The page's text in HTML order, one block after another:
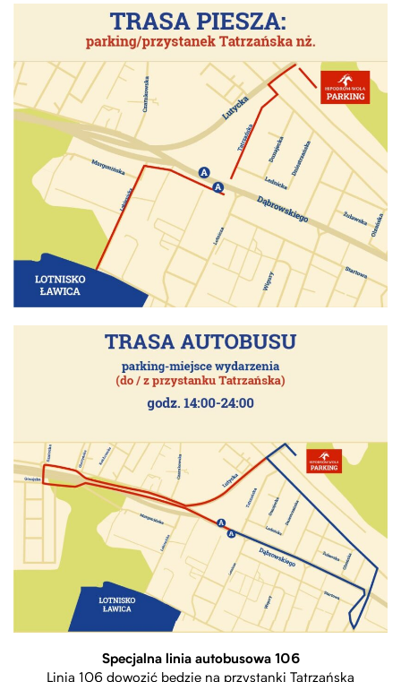
Specjalna linia autobusowa 106
Linia 106 dowozić będzie na przystanki Tatrzańska